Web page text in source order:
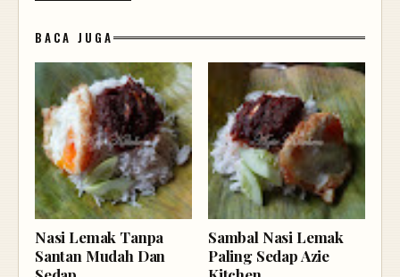
BACA JUGA
Nasi Lemak Tanpa
Santan Mudah Dan
Sambal Nasi Lemak
Paling Sedap Azie